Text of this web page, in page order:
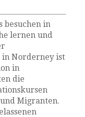
besuchen in
lernen und
Norderney ist
in
die
Migranten.